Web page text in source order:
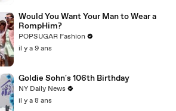
Would You Want Your Man to Wear a
RompHim?
POPSUGAR Fashion
il y a 9 ans
Goldie Sohn's 106th Birthday
NY Daily News
il y a 8 ans